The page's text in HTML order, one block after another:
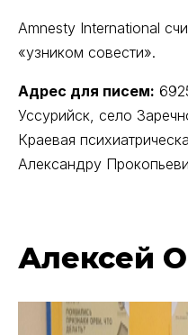
Amnesty International
«узником совести».
Адрес для писем:
Уссурийск, село
Краевая
Александру
Алексей